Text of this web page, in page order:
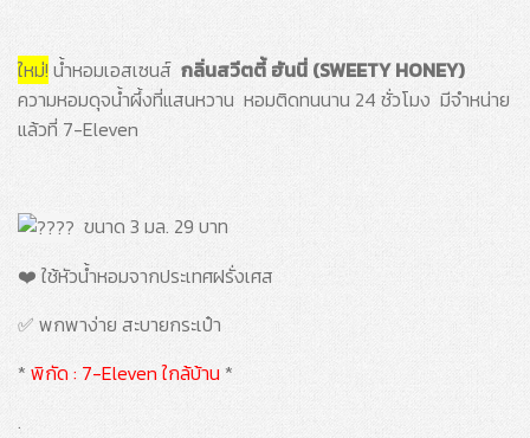
ใหม่! น้ำหอมเอสเซนส์ กลิ่นสวีตตี้ ฮันนี่ (SWEETY HONEY)
ความหอมดุจน้ำผึ้งที่แสนหวาน หอมติดทนนาน 24 ชั่วโมง มีจำหน่าย
แล้วที่ 7-Eleven
ขนาด 3 มล. 29 บาท
❤️ ใช้หัวน้ำหอมจากประเทศฝรั่งเศส
✅ พกพาง่าย สะบายกระเป๋า
* พิกัด : 7-Eleven ใกล้บ้าน *
.